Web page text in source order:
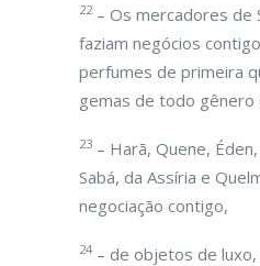
22– Os mercadores de
faziam negócios
perfumes de primeira
gemas de todo gênero
23 – Harã, Quene,
Sabá, da Assíria e
negociação contigo,
24 – de objetos de